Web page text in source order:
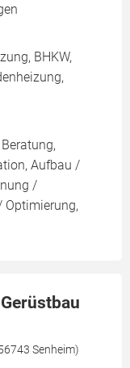
BHKW,
Aufbau /
/
Optimierung,
Senheim)